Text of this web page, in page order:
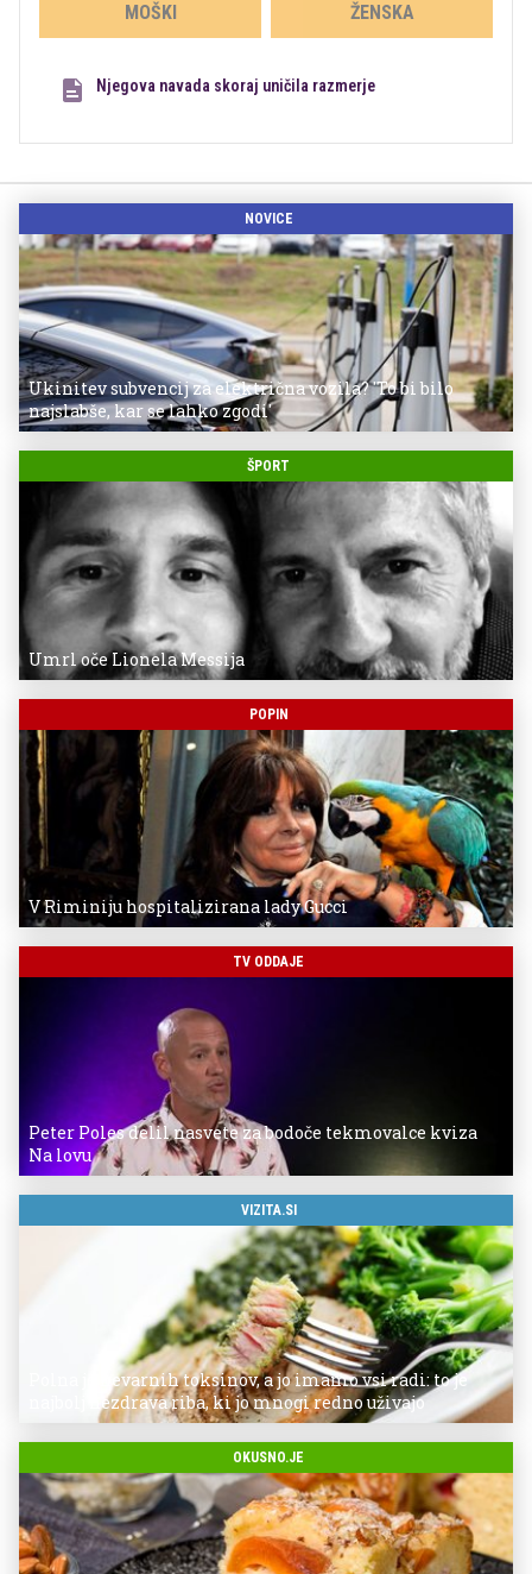
MOŠKI ŽENSKA
Njegova navada skoraj uničila razmerje
NOVICE
Ukinitev subvencij za električna vozila? 'To bi bilo
najslabše, kar se lahko zgodi'
ŠPORT
Umrl oče Lionela Messija
POPIN
V Riminiju hospitalizirana lady Gucci
TV ODDAJE
Peter Poles delil nasvete za bodoče tekmovalce kviza
Na lovu
VIZITA.SI
Polna je nevarnih toksinov, a jo imamo vsi radi: to je
najbolj nezdrava riba, ki jo mnogi redno uživajo
OKUSNO.JE